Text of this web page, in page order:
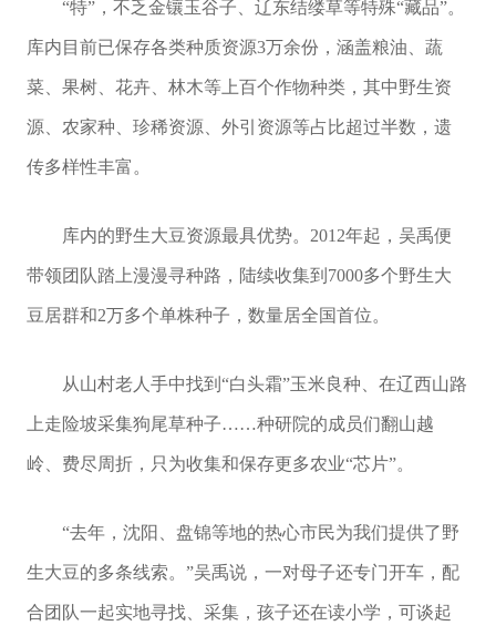
“特”，不乏金镶玉谷子、辽东结缕草等特殊“藏品”。
库内目前已保存各类种质资源3万余份，涵盖粮油、蔬
菜、果树、花卉、林木等上百个作物种类，其中野生资
源、农家种、珍稀资源、外引资源等占比超过半数，遗
传多样性丰富。
库内的野生大豆资源最具优势。2012年起，吴禹便
带领团队踏上漫漫寻种路，陆续收集到7000多个野生大
豆居群和2万多个单株种子，数量居全国首位。
从山村老人手中找到“白头霜”玉米良种、在辽西山路
上走险坡采集狗尾草种子……种研院的成员们翻山越
岭、费尽周折，只为收集和保存更多农业“芯片”。
“去年，沈阳、盘锦等地的热心市民为我们提供了野
生大豆的多条线索。”吴禹说，一对母子还专门开车，配
合团队一起实地寻找、采集，孩子还在读小学，可谈起